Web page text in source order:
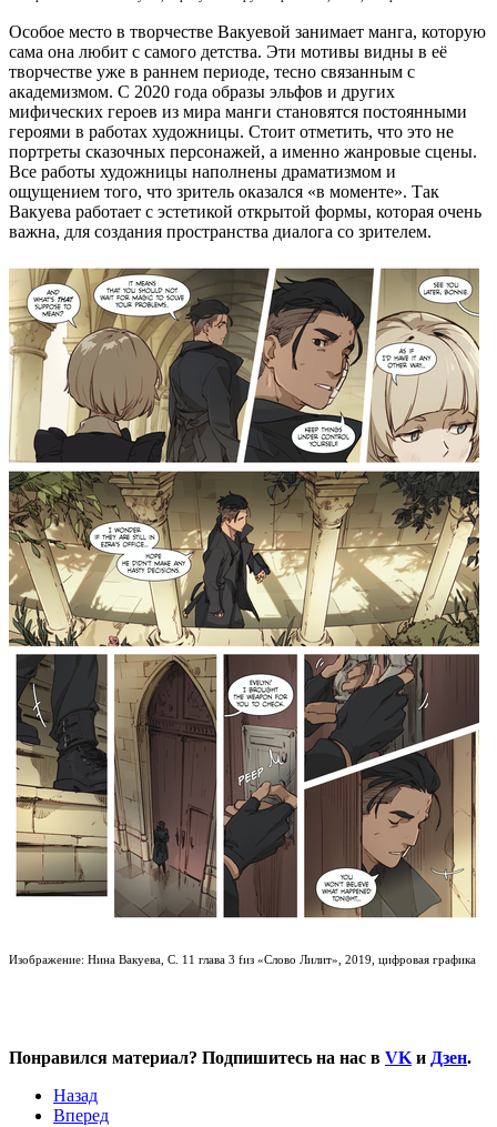
Особое место в творчестве Вакуевой занимает манга, которую
сама она любит с самого детства. Эти мотивы видны в её
творчестве уже в раннем периоде, тесно связанным с
академизмом. С 2020 года образы эльфов и других
мифических героев из мира манги становятся постоянными
героями в работах художницы. Стоит отметить, что это не
портреты сказочных персонажей, а именно жанровые сцены.
Все работы художницы наполнены драматизмом и
ощущением того, что зритель оказался «в моменте». Так
Вакуева работает с эстетикой открытой формы, которая очень
важна, для создания пространства диалога со зрителем.
Изображение: Нина Вакуева, С. 11 глава 3 fиз «Слово Лилит», 2019, цифровая графика
Понравился материал? Подпишитесь на нас в VK и Дзен.
Назад
Вперед